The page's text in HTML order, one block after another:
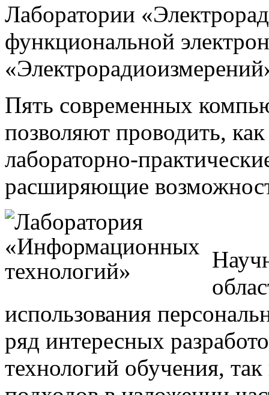
Лаборатории
функциональной
Пять современных
позволяют проводить,
лабораторно-
расширяющие
использования
ряд интересных
технологий обучения,